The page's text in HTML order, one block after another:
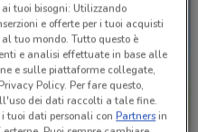
tuoi bisogni: Utilizzando
e offerte per i tuoi acquisti
tuo mondo. Tutto questo è
e analisi effettuate in base alle
e sulle piattaforme collegate,
Policy. Per fare questo,
dei dati raccolti a tale fine.
i tuoi dati personali conPartnersin